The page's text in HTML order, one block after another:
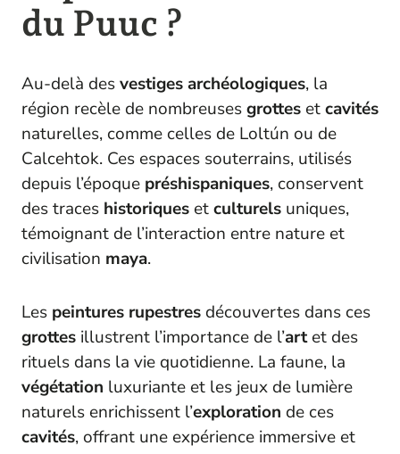
du Puuc ?
Au-delà desvestigesarchéologiques, la
région recèle de nombreusesgrottes etcavités
naturelles, comme celles de Loltún ou de
Calcehtok. Ces espaces souterrains, utilisés
depuis l’époque préshispaniques, conservent
des traces historiques etculturels uniques,
témoignant de l’interaction entre nature et
civilisation maya.
Les peintures rupestres découvertes dans ces
grottes illustrent l’importance de l’artet des
rituels dans la vie quotidienne. La faune, la
végétation luxuriante et les jeux de lumière
naturels enrichissent l’exploration de ces
cavités, offrant une expérience immersive et